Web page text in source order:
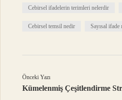
Cebirsel ifadelerin terimleri nelerdir
Cebirsel temsil nedir Sayısal ifade
Önceki Yazı
Kümelenmiş Çeşitlendirme